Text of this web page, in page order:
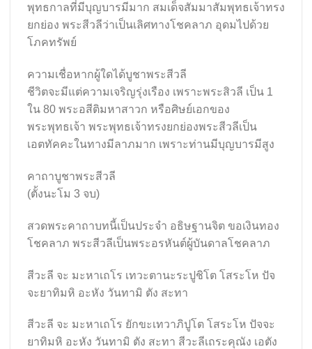
พุทธกาลที่มีบุญบารมีมาก สมเด็จสัมมาสัมพุทธเจ้าทรง
ยกย่อง พระสีวลีว่าเป็นเลิศทางโชคลาภ อุดมไปด้วย
โภคทรัพย์
ความเชื่อหากผู้ใดได้บูชาพระสีวลี
ชีวิตจะมีแต่ความเจริญรุ่งเรือง เพราะพระสิวลี เป็น 1
ใน 80 พระอสีติมหาสาวก หรือศิษย์เอกของ
พระพุทธเจ้า พระพุทธเจ้าทรงยกย่องพระสีวลีเป็น
เอตทัคคะในทางมีลาภมาก เพราะท่านมีบุญบารมีสูง
คาถาบูชาพระสีวลี
(ตั้งนะโม 3 จบ)
สวดพระคาถาบทนี้เป็นประจำ อธิษฐานจิต ขอเงินทอง
โชคลาภ พระสีวลีเป็นพระอรหันต์ผู้บันดาลโชคลาภ
สีวะลี จะ มะหาเถโร เทวะตานะระปูชิโต โสระโห ปัจ
จะยาทิมหิ อะหัง วันทามิ ตัง สะทา
สีวะลี จะ มะหาเถโร ยักขะเทวาภิปูโต โสระโห ปัจจะ
ยาทิมหิ อะหัง วันทามิ ตัง สะทา สีวะลีเถระคุณัง เอตัง